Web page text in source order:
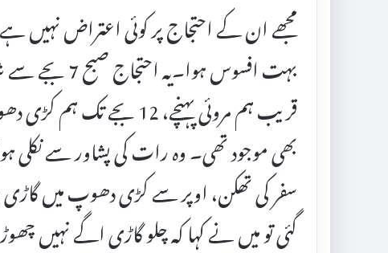
مجھے ان کے احتجاج پر کوئی اعتراض نہیں
قریب ہم مروئی پہنچے،
بھی موجود تھی۔ وہ رات کی پشاور سے نکلی
سفر کی تھکن، اوپر سے کڑی دھوپ میں
گئی تو میں نے کہا کہ چلو گاڑی اگے نہیں